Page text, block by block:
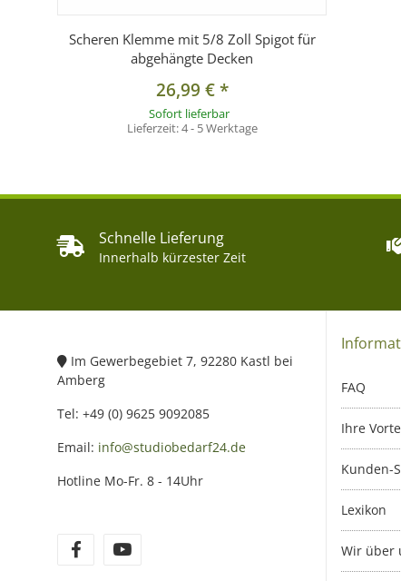
Scheren Klemme mit 5/8 Zoll Spigot für
abgehängte Decken
26,99 €*
Sofort lieferbar
Lieferzeit:4 - 5 Werktage
Schnelle Lieferung
Innerhalb kürzester Zeit
Im Gewerbegebiet 7, 92280 Kastl bei
Amberg
Tel: +49 (0) 9625 9092085
Email: info@studiobedarf24.de
Hotline Mo-Fr. 8 - 14Uhr
FAQ
Ihre
Kunden-
Lexikon
Wir über